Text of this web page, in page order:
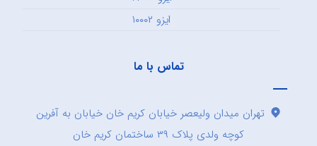
ایزو ۱۰۰۰۲
تماس با ما
تهران میدان ولیعصر خیابان کریم خان خیابان به آفرین
کوچه ولدی پلاک ۳۹ ساختمان کریم خان